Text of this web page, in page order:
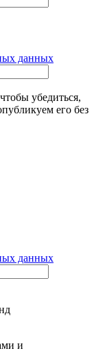
данных
убедиться,
его без
данных
и